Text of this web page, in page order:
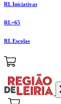
RL Iniciativas
RL+65
RL Escolas